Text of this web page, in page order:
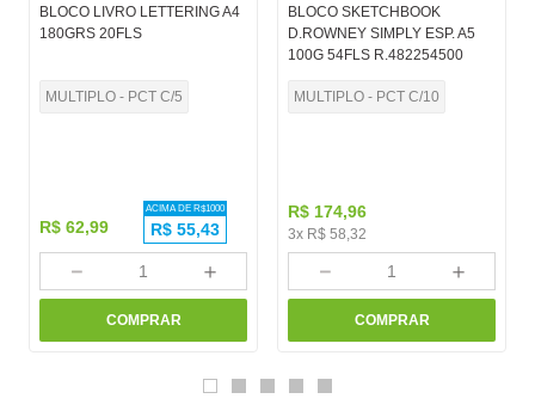
BLOCO LIVRO LETTERING A4
180GRS 20FLS
MULTIPLO - PCT C/5
R$ 62,99
ACIMA DE R$1000
R$ 55,43
＋
－
COMPRAR
BLOCO SKETCHBOOK
D.ROWNEY SIMPLY ESP. A5
100G 54FLS R.482254500
MULTIPLO - PCT C/10
R$ 174,96
3x R$ 58,32
＋
－
COMPRAR